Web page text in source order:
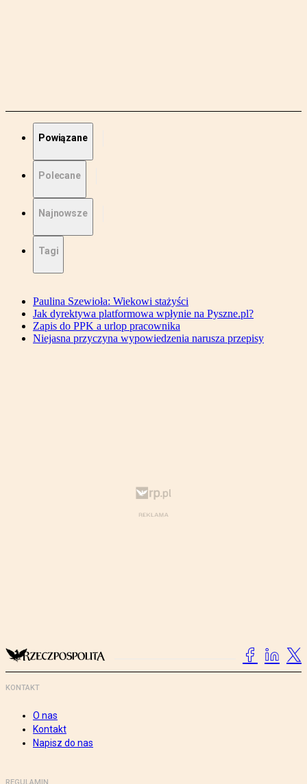
Powiązane
Polecane
Najnowsze
Tagi
Paulina Szewioła: Wiekowi stażyści
Jak dyrektywa platformowa wpłynie na Pyszne.pl?
Zapis do PPK a urlop pracownika
Niejasna przyczyna wypowiedzenia narusza przepisy
KONTAKT
O nas
Kontakt
Napisz do nas